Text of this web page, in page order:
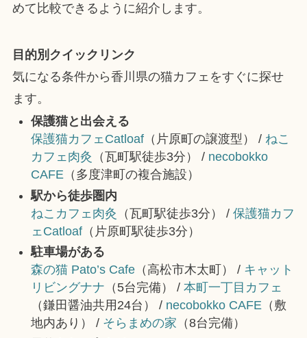
めて比較できるように紹介します。
目的別クイックリンク
気になる条件から香川県の猫カフェをすぐに探せ
ます。
保護猫と出会える
保護猫カフェCatloaf（片原町の譲渡型） / ねこ
カフェ肉灸 （瓦町駅徒歩3分） / necobokko
CAFE（多度津町の複合施設）
駅から徒歩圏内
ねこカフェ肉灸 （瓦町駅徒歩3分） / 保護猫カフ
ェCatloaf（片原町駅徒歩3分）
駐車場がある
森の猫 Pato’s Cafe（高松市木太町） / キャット
リビングナナ （5台完備） / 本町一丁目カフェ
（鎌田醤油共用24台） / necobokko CAFE（敷
地内あり） / そらまめの家 （8台完備）